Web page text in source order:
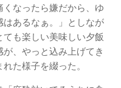
なったら嫌だから、ゆ
はあるなぁ。」としなが
も楽しい美味しい夕飯
、やっと込み上げてき
た様子を綴った。